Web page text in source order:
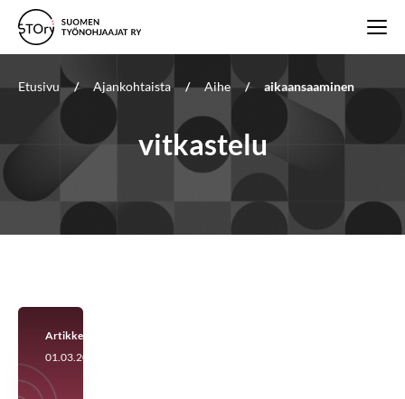
Etusivu / Ajankohtaista / Aihe / aikaansaaminen
vitkastelu
Artikkeli
01.03.2026